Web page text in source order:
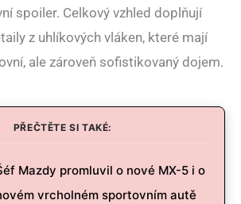
spoiler. Celkový vzhled doplňují
z uhlíkových vláken, které mají
ale zároveň sofistikovaný dojem.
PŘEČTĚTE SI TAKÉ:
Mazdy promluvil o nové MX-5 i o
vrcholném sportovním autě